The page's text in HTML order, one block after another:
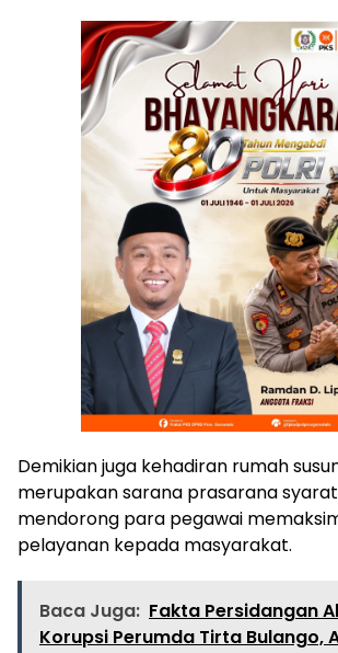
Demikian juga kehadiran rumah
merupakan sarana prasarana
mendorong para pegawai
pelayanan kepada masyarakat.
Baca Juga: Fakta Persidangan
Korupsi Perumda Tirta Bulango,